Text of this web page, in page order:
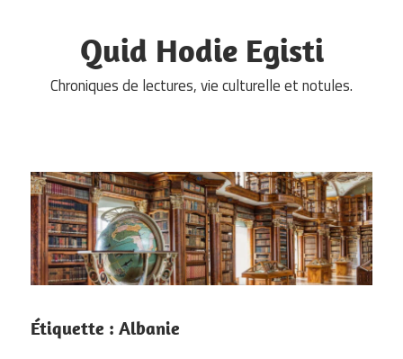
Quid Hodie Egisti
Chroniques de lectures, vie culturelle et notules.
Étiquette : Albanie